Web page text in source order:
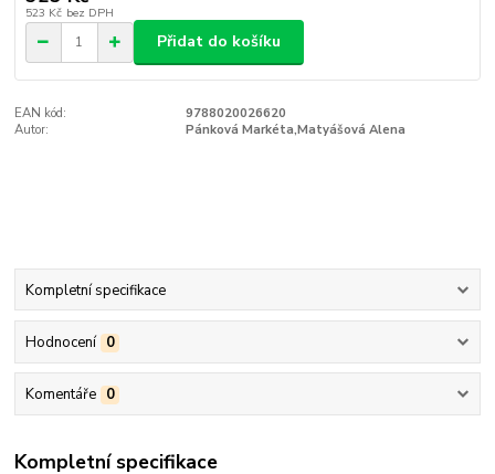
523 Kč bez DPH
Přidat do košíku
EAN kód:
9788020026620
Autor:
Pánková Markéta,Matyášová Alena
Kompletní specifikace
Hodnocení 0
Komentáře 0
Kompletní specifikace